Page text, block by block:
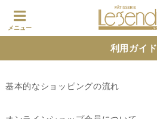
メニュー
利用ガイド
基本的なショッピングの流れ